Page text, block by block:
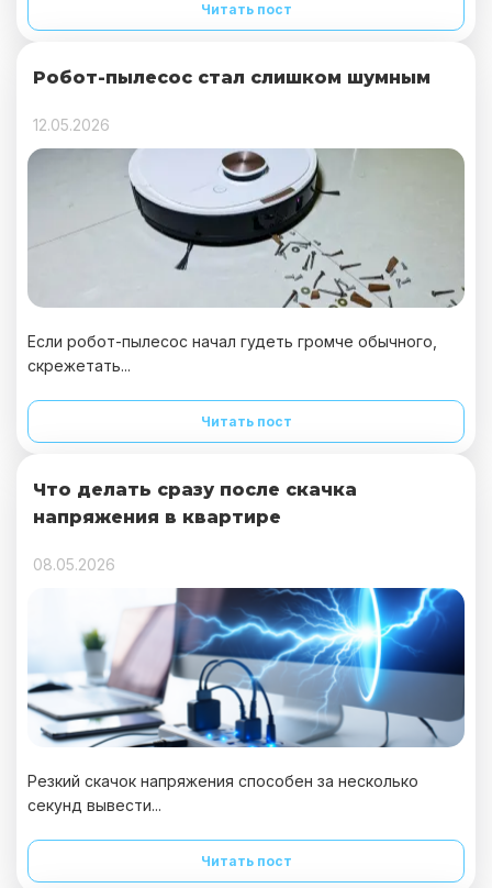
Читать пост
Робот-пылесос стал слишком шумным
12.05.2026
Если робот-пылесос начал гудеть громче обычного,
скрежетать...
Читать пост
Что делать сразу после скачка
напряжения в квартире
08.05.2026
Резкий скачок напряжения способен за несколько
секунд вывести...
Читать пост